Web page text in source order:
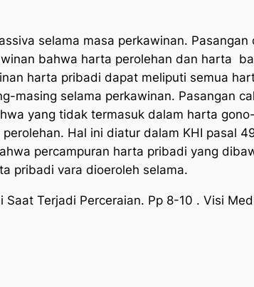
selama masa perkawinan. Pasangan
bahwa harta perolehan dan harta
harta pribadi dapat meliputi semua
masing selama perkawinan. Pasangan
yang tidak termasuk dalam harta
Hal ini diatur dalam KHI pasal
percampuran harta pribadi yang
pribadi vara dioeroleh selama.
Saat Terjadi Perceraian. Pp 8-10 . Visi